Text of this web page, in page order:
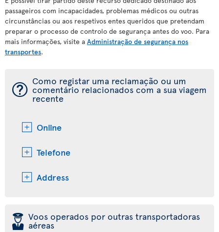
passageiros com incapacidades, problemas médicos ou outras
circunstâncias ou aos respetivos entes queridos que pretendam
preparar o processo de controlo de segurança antes do voo. Para
mais informações, visite a Administração de segurança nos
transportes.
¯ Como registar uma reclamação ou um
comentário relacionados com a sua viagem
recente
Online
Telefone
Address
þ Voos operados por outras transportadoras
aéreas